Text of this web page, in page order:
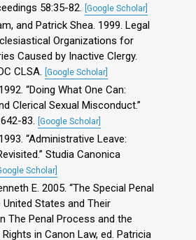
58:35-82.
[Google Scholar]
and Patrick Shea. 1999. Legal
Organizations for
Caused by Inactive Clergy.
CLSA. [Google Scholar]
“Doing What One Can:
Clerical Sexual Misconduct.”
83. [Google Scholar]
“Administrative Leave:
Studia Canonica
Scholar]
E. 2005. “The Special Penal
States and Their
The Penal Process and the
in Canon Law, ed. Patricia